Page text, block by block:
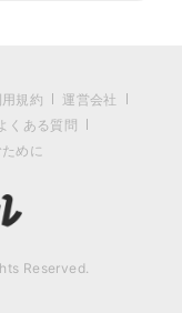
規約
運営会社
くある質問
めに
Reserved.